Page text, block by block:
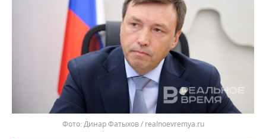
Динар Фатыхов / realnoevremya.ru